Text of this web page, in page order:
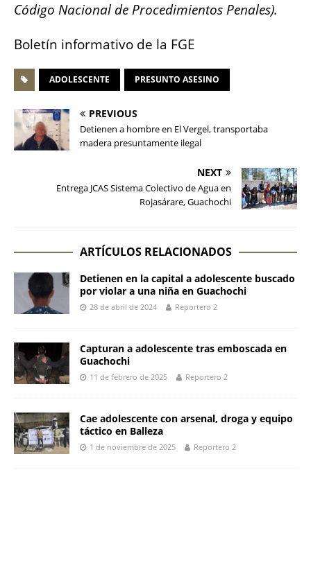
Código Nacional de Procedimientos Penales).
Boletín informativo de la FGE
ADOLESCENTE PRESUNTO ASESINO
PREVIOUS
Detienen a hombre en El Vergel, transportaba
madera presuntamente ilegal
NEXT
Entrega JCAS Sistema Colectivo de Agua en
Rojasárare, Guachochi
ARTÍCULOS RELACIONADOS
Detienen en la capital a adolescente buscado
por violar a una niña en Guachochi
28 de abril de 2024 Reportero 2
Capturan a adolescente tras emboscada en
Guachochi
11 de febrero de 2025 Reportero 2
Cae adolescente con arsenal, droga y equipo
táctico en Balleza
1 de noviembre de 2025 Reportero 2